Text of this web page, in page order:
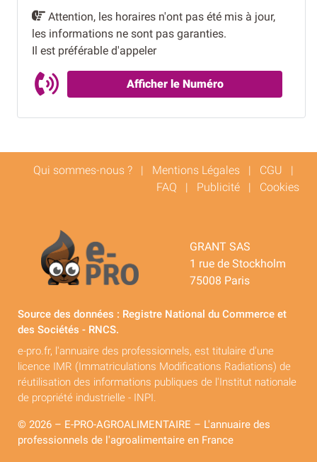
Attention, les horaires n'ont pas été mis à jour,
les informations ne sont pas garanties.
Il est préférable d'appeler
Afficher le Numéro
Qui sommes-nous ? | Mentions Légales | CGU |
FAQ | Publicité | Cookies
GRANT SAS
1 rue de Stockholm
75008 Paris
Source des données : Registre National du Commerce et
des Sociétés - RNCS.
e-pro.fr, l'annuaire des professionnels, est titulaire d'une
licence IMR (Immatriculations Modifications Radiations) de
réutilisation des informations publiques de l'Institut nationale
de propriété industrielle - INPI.
© 2026 – E-PRO-AGROALIMENTAIRE – L'annuaire des
professionnels de l'agroalimentaire en France